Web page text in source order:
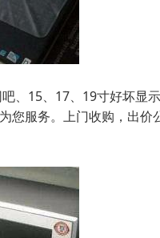
、15、17、19寸好坏显
您服务。上门收购，出